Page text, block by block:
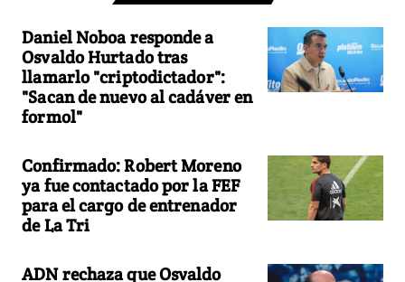
Daniel Noboa responde a
Osvaldo Hurtado tras
llamarlo "criptodictador":
"Sacan de nuevo al cadáver en
formol"
Confirmado: Robert Moreno
ya fue contactado por la FEF
para el cargo de entrenador
de La Tri
ADN rechaza que Osvaldo